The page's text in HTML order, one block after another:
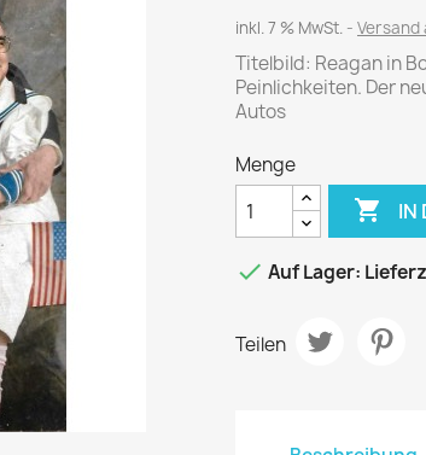
Gute Fahrt
Klassik Motorrad
MO Zeitschrift
Motorrad Classic
Motorrad
PS das Sport
inkl. 7 % MwSt. Versand
Titelbild: Reagan in
Peinlichkeiten. Der
Autos
Menge
 IN
 Auf Lager:
Teilen